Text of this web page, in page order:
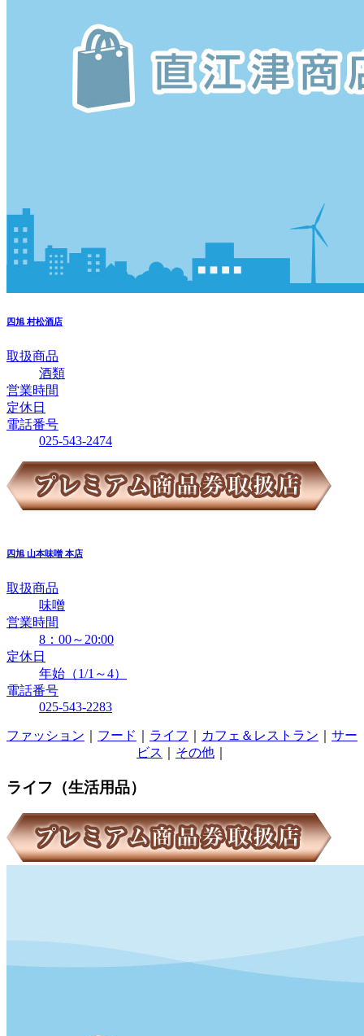
四旭 村松酒店
取扱商品
酒類
営業時間
定休日
電話番号
025-543-2474
四旭 山本味噌 本店
取扱商品
味噌
営業時間
8：00～20:00
定休日
年始（1/1～4）
電話番号
025-543-2283
ファッション フード ライフ カフェ＆レストラン
サー
ビス
その他
ライフ（生活用品）